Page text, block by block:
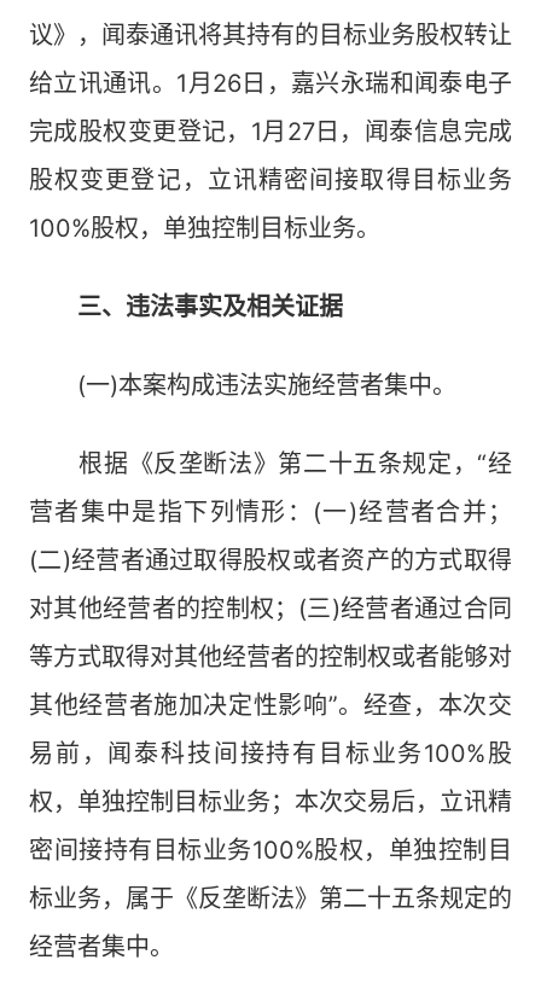
议》，闻泰通讯将其持有的目标业务股权转让
给立讯通讯。1月26日，嘉兴永瑞和闻泰电子
完成股权变更登记，1月27日，闻泰信息完成
股权变更登记，立讯精密间接取得目标业务
100%股权，单独控制目标业务。
三、违法事实及相关证据
(一)本案构成违法实施经营者集中。
根据《反垄断法》第二十五条规定，“经
营者集中是指下列情形：(一)经营者合并；
(二)经营者通过取得股权或者资产的方式取得
对其他经营者的控制权；(三)经营者通过合同
等方式取得对其他经营者的控制权或者能够对
其他经营者施加决定性影响”。经查，本次交
易前，闻泰科技间接持有目标业务100%股
权，单独控制目标业务；本次交易后，立讯精
密间接持有目标业务100%股权，单独控制目
标业务，属于《反垄断法》第二十五条规定的
经营者集中。